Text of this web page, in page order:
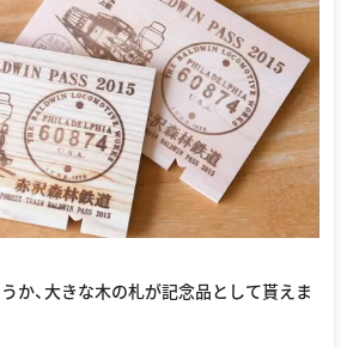
か、大きな木の札が記念品として貰えま